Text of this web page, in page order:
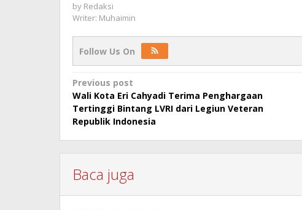
by Redaksi
Writer: Muhaimin
Follow Us On
Post
navigation
Previous post
Wali Kota Eri Cahyadi Terima Penghargaan
Tertinggi Bintang LVRI dari Legiun Veteran
Republik Indonesia
Baca juga